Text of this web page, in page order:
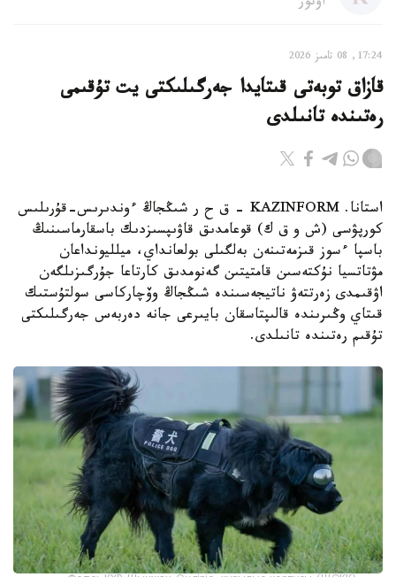
17:24, 08 تامىز 2026
قازاق توبەتى قىتايدا جەرگىلىكتى يت تۇقىمى
رەتىندە تانىلدى
استانا. KAZINFORM – ق ح ر شىڭجاڭ ءوندىرىس-قۇرىلىس
كورپۋسى (ش و ق ك) قوعامدىق قاۋىپسىزدىك باسقارماسىنىڭ
باسپا ءسوز قىزمەتىنەن بەلگىلى بولعانداي، ميلليونداعان
مۋتاتسيا نۇكتەسىن قامتيتىن گەنومدىق كارتاعا جۇرگىزىلگەن
اۋقىمدى زەرتتەۋ ناتيجەسىندە شىڭجاڭ وۆچاركاسى سولتۇستىك
قىتاي وڭىرىندە قالىپتاسقان بايىرعى جانە دەربەس جەرگىلىكتى
تۇقىم رەتىندە تانىلدى.